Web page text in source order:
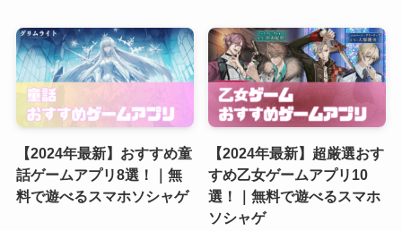
【2024年最新】おすすめ童
話ゲームアプリ8選！｜無
料で遊べるスマホソシャゲ
【2024年最新】超厳選おす
すめ乙女ゲームアプリ10
選！｜無料で遊べるスマホ
ソシャゲ